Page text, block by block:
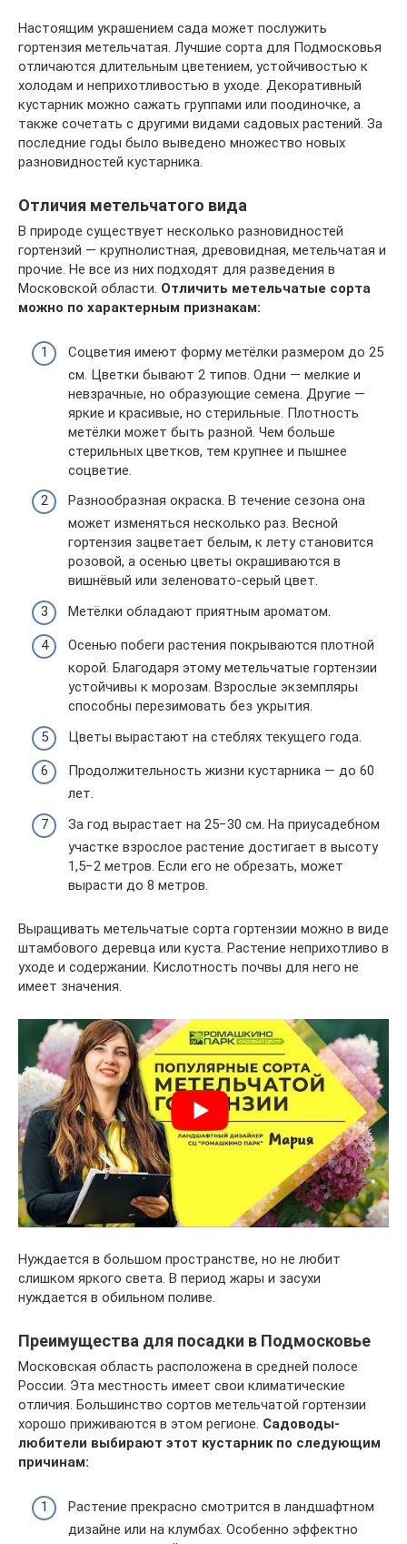
Настоящим украшением сада может послужить
гортензия метельчатая. Лучшие сорта для Подмосковья
отличаются длительным цветением, устойчивостью к
холодам и неприхотливостью в уходе. Декоративный
кустарник можно сажать группами или поодиночке, а
также сочетать с другими видами садовых растений. За
последние годы было выведено множество новых
разновидностей кустарника.
Отличия метельчатого вида
В природе существует несколько разновидностей
гортензий — крупнолистная, древовидная, метельчатая и
прочие. Не все из них подходят для разведения в
Московской области. Отличить метельчатые сорта
можно по характерным признакам:
Соцветия имеют форму метёлки размером до 25
см. Цветки бывают 2 типов. Одни — мелкие и
невзрачные, но образующие семена. Другие —
яркие и красивые, но стерильные. Плотность
метёлки может быть разной. Чем больше
стерильных цветков, тем крупнее и пышнее
соцветие.
Разнообразная окраска. В течение сезона она
может изменяться несколько раз. Весной
гортензия зацветает белым, к лету становится
розовой, а осенью цветы окрашиваются в
вишнёвый или зеленовато-серый цвет.
Метёлки обладают приятным ароматом.
Осенью побеги растения покрываются плотной
корой. Благодаря этому метельчатые гортензии
устойчивы к морозам. Взрослые экземпляры
способны перезимовать без укрытия.
Цветы вырастают на стеблях текущего года.
Продолжительность жизни кустарника — до 60
лет.
За год вырастает на 25−30 см. На приусадебном
участке взрослое растение достигает в высоту
1,5−2 метров. Если его не обрезать, может
вырасти до 8 метров.
Выращивать метельчатые сорта гортензии можно в виде
штамбового деревца или куста. Растение неприхотливо в
уходе и содержании. Кислотность почвы для него не
имеет значения.
Нуждается в большом пространстве, но не любит
слишком яркого света. В период жары и засухи
нуждается в обильном поливе.
Преимущества для посадки в Подмосковье
Московская область расположена в средней полосе
России. Эта местность имеет свои климатические
отличия. Большинство сортов метельчатой гортензии
хорошо приживаются в этом регионе. Садоводы-
любители выбирают этот кустарник по следующим
причинам:
Растение прекрасно смотрится в ландшафтном
дизайне или на клумбах. Особенно эффектно